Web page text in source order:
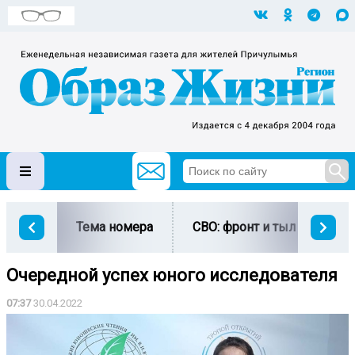
Тема номера СВО: фронт и тыл
Очередной успех юного исследователя
07:3730.04.2022